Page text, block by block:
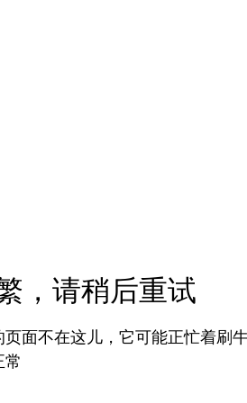
，请稍后重试
页面不在这儿，它可能正忙着刷
常